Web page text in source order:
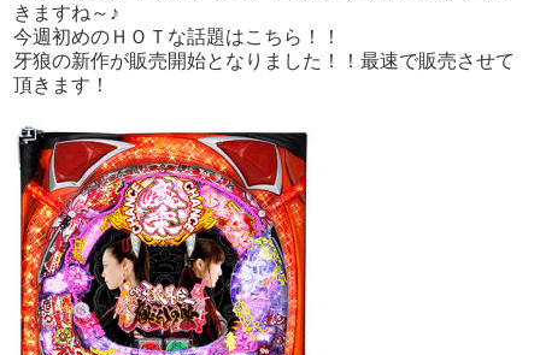
きますね～♪
今週初めのＨＯＴな話題はこちら！！
牙狼の新作が販売開始となりました！！最速で販売させて
頂きます！